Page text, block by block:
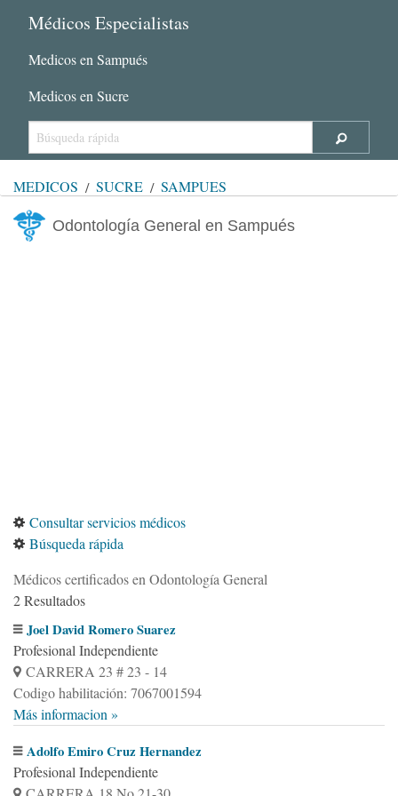
Médicos Especialistas
Medicos en Sampués
Medicos en Sucre
MÉDICOS SUCRE SAMPUÉS
Odontología General en Sampués
Consultar servicios médicos
Búsqueda rápida
Médicos certificados en Odontología General
2 Resultados
Joel David Romero Suarez
Profesional Independiente
CARRERA 23 # 23 - 14
Codigo habilitación: 7067001594
Más informacion »
Adolfo Emiro Cruz Hernandez
Profesional Independiente